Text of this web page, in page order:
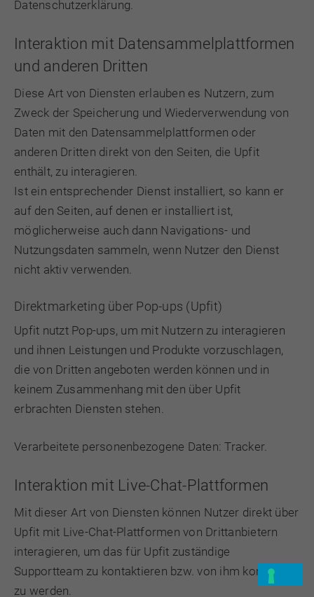
Datenschutzerklärung.
Interaktion mit Datensammelplattformen
und anderen Dritten
Diese Art von Diensten erlauben es Nutzern, zum
Zweck der Speicherung und Wiederverwendung von
Daten mit den Datensammelplattformen oder
anderen Dritten direkt von den Seiten, die Upfit
enthält, zu interagieren.
Ist ein entsprechender Dienst installiert, so kann er
auf den Seiten, auf denen er installiert ist,
möglicherweise auch dann Navigations- und
Nutzungsdaten sammeln, wenn Nutzer den Dienst
nicht aktiv verwenden.
Direktmarketing über Pop-ups (Upfit)
Upfit nutzt Pop-ups, um mit Nutzern zu interagieren
und ihnen Leistungen und Produkte vorzuschlagen,
die von Dritten angeboten werden können und in
keinem Zusammenhang mit den über Upfit
erbrachten Diensten stehen.
Verarbeitete personenbezogene Daten: Tracker.
Interaktion mit Live-Chat-Plattformen
Mit dieser Art von Diensten können Nutzer direkt über
Upfit mit Live-Chat-Plattformen von Drittanbietern
interagieren, um das für Upfit zuständige
Supportteam zu kontaktieren bzw. von ihm kontaktiert
zu werden.